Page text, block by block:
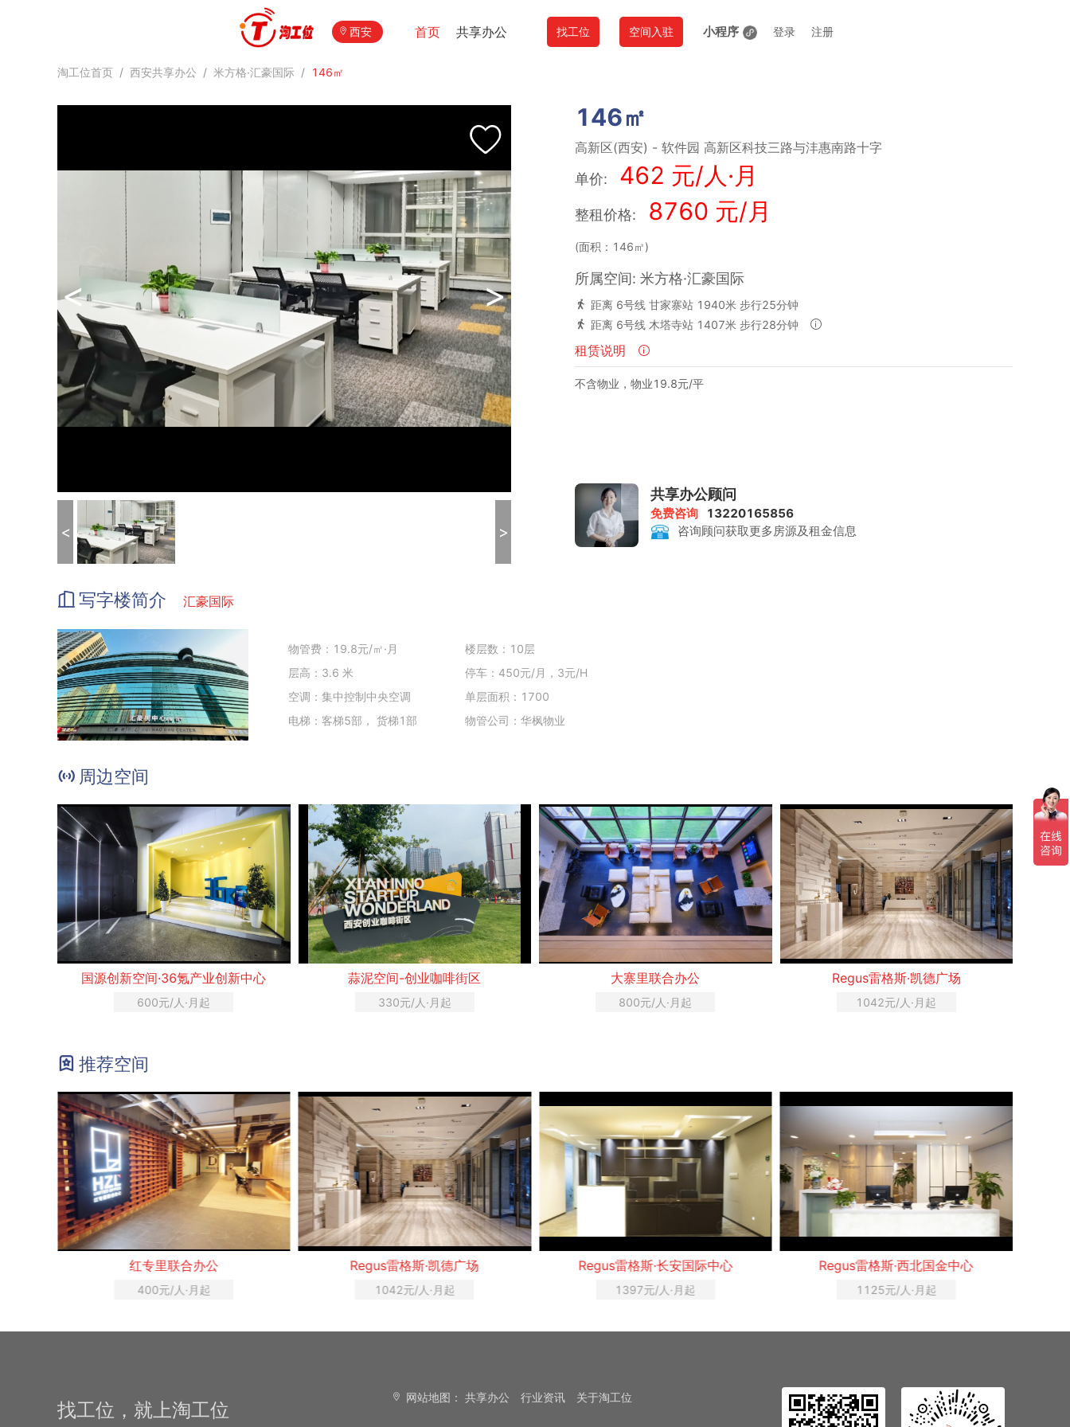
西安 首页 共享办公 找工位 空间入驻 小程序 登录 注册
淘工位首页 / 西安共享办公 / 米方格·汇豪国际 / 146㎡
< >
< >
146㎡
高新区(西安) - 软件园 高新区科技三路与沣惠南路十字
单价: 462 元/人·月
整租价格: 8760 元/月
(面积：146㎡)
所属空间: 米方格·汇豪国际
距离 6号线 甘家寨站 1940米 步行25分钟
距离 6号线 木塔寺站 1407米 步行28分钟
租赁说明
不含物业，物业19.8元/平
共享办公顾问
免费咨询
13220165856
咨询顾问获取更多房源及租金信息
写字楼简介 汇豪国际
物管费：19.8元/㎡·月
层高：3.6 米
空调：集中控制中央空调
电梯：客梯5部， 货梯1部
楼层数：10层
停车：450元/月，3元/H
单层面积：1700
物管公司：华枫物业
周边空间
国源创新空间·36氪产业创新中心
600元/人·月起
蒜泥空间-创业咖啡街区
330元/人·月起
大寨里联合办公
800元/人·月起
Regus雷格斯·凯德广场
1042元/人·月起
推荐空间
红专里联合办公
400元/人·月起
Regus雷格斯·凯德广场
1042元/人·月起
Regus雷格斯·长安国际中心
1397元/人·月起
Regus雷格斯·西北国金中心
1125元/人·月起
找工位，就上淘工位
网站地图： 共享办公 行业资讯 关于淘工位